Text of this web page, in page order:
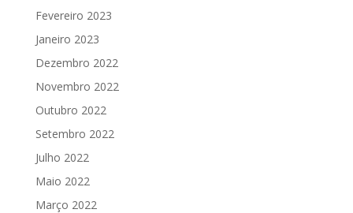
Fevereiro 2023
Janeiro 2023
Dezembro 2022
Novembro 2022
Outubro 2022
Setembro 2022
Julho 2022
Maio 2022
Março 2022